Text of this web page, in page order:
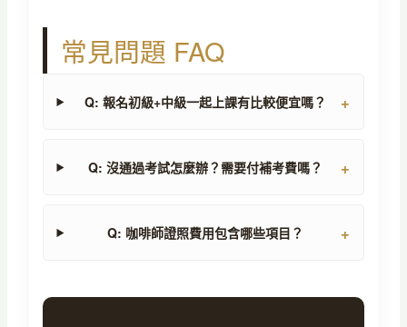
常見問題 FAQ
Q: 報名初級+中級一起上課有比較便宜嗎？
Q: 沒通過考試怎麼辦？需要付補考費嗎？
Q: 咖啡師證照費用包含哪些項目？